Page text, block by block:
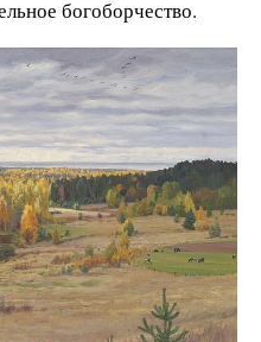
богоборчество.